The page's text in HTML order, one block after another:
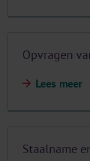
Opvragen
Lees meer
Staalname